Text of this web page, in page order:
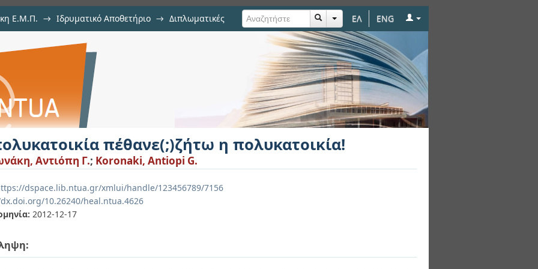
ΕΛ ENG
Ε.Μ.Π. → Ιδρυματικό Αποθετήριο → Διπλωματικές
η πολυκατοικία!
πέθανε(;)ζήτω η πολυκατοικία!
Αντιόπη Γ.; Koronaki, Antiopi G.
dspace.lib.ntua.gr/xmlui/handle/123456789/7156
10.26240/heal.ntua.4626
2012-12-17